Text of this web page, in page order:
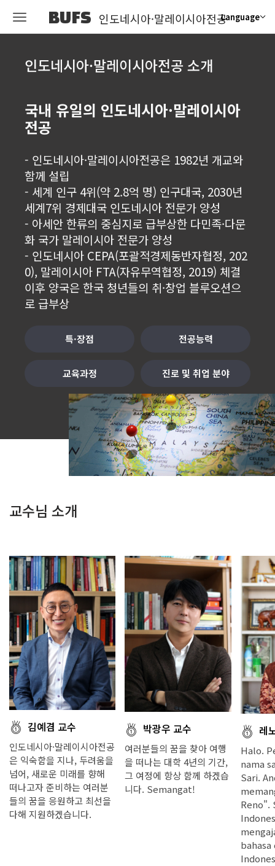
BUFS 인도네시아·말레이시아전공Language
인도네시아·말레이시아전공 소개
국내 유일의 인도네시아·말레이시아
전공
- 인도네시아·말레이시아전공은 1982년 개교와
함께 설립
- 세계 인구 4위(약 2.8억 명) 인구대국, 2030년
세계7위 경제대국 인도네시아 전문가 양성
- 아세안 한류의 중심지로 급부상한 다민족·다문
화 국가 말레이시아 전문가 양성
- 인도네시아 CEPA(포괄적경제동반자협정, 202
0), 말레이시아 FTA(자유무역협정, 2019) 체결
이후 양국은 한국 청년들의 취·창업 블루오션으
로 급부상
특·장점 전공능력
교육과정 진로 및 취업 분야
교수님 소개
김예겸 교수
인도네시아·말레이시아전공
은 익숙함을 지나, 두려움을
넘어, 새로운 미래를 향해
떠나고자 준비하는 여러분
들의 꿈을 응원하고 최선을
다해 지원하겠습니다.
박광우 교수
여러분들의 꿈을 찾아 여행
을 떠나는 대학 4년의 기간,
그 여정에 항상 함께 하겠습
니다. Semangat!
레
Halo.
nama
Sari.
Reno".
bahasa